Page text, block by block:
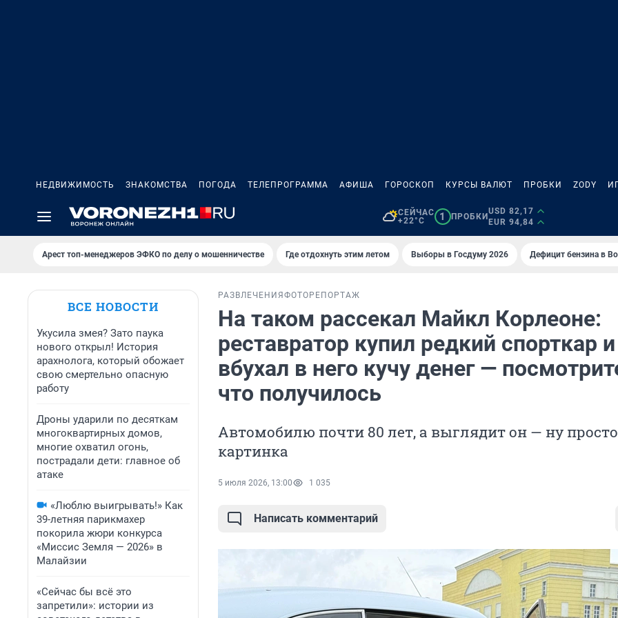
НЕДВИЖИМОСТЬ ЗНАКОМСТВА ПОГОДА ТЕЛЕПРОГРАММА АФИША ГОРОСКОП КУРСЫ ВАЛЮТ ПРОБКИ ZODY
СЕЙЧАС
+22°C
1 ПРОБКИ
USD 82,17
EUR 94,84
Арест топ-менеджеров ЭФКО по делу о мошенничестве Где отдохнуть этим летом Выборы в Госдуму 2026 Дефицит бензина в
ВСЕ НОВОСТИ
Укусила змея? Зато паука
нового открыл! История
арахнолога, который обожает
свою смертельно опасную
работу
Дроны ударили по десяткам
многоквартирных домов,
многие охватил огонь,
пострадали дети: главное об
атаке
«Люблю выигрывать!» Как
39-летняя парикмахер
покорила жюри конкурса
«Миссис Земля — 2026» в
Малайзии
«Сейчас бы всё это
запретили»: истории из
РАЗВЛЕЧЕНИЯ ФОТОРЕПОРТАЖ
На таком рассекал Майкл Корлеоне:
реставратор купил редкий спорткар и
вбухал в него кучу денег —
что получилось
Автомобилю почти 80 лет, а выглядит он — ну просто
картинка
5 июля 2026, 13:00 1 035
Написать комментарий